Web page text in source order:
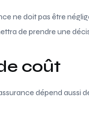
ne doit pas être
de prendre une
coût
dépend aussi